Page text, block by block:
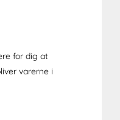
for dig at
varerne i